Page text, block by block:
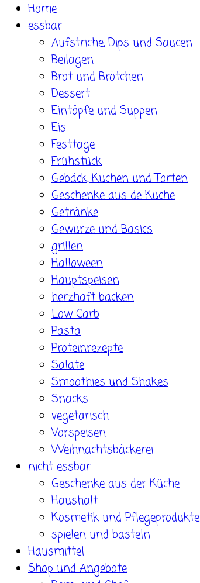
Home
essbar
Aufstriche, Dips und Saucen
Beilagen
Brot und Brötchen
Dessert
Eintöpfe und Suppen
Eis
Festtage
Frühstück
Gebäck, Kuchen und Torten
Geschenke aus de Küche
Getränke
Gewürze und Basics
grillen
Halloween
Hauptspeisen
herzhaft backen
Low Carb
Pasta
Proteinrezepte
Salate
Smoothies und Shakes
Snacks
vegetarisch
Vorspeisen
Weihnachtsbäckerei
nicht essbar
Geschenke aus der Küche
Haushalt
Kosmetik und Pflegeprodukte
spielen und basteln
Hausmittel
Shop und Angebote